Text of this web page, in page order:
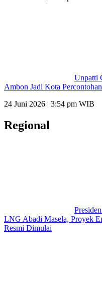
Unpatti
Ambon Jadi Kota
24 Juni 2026 | 3:54 pm WIB
Regional
LNG Abadi Masela, Proyek
Resmi Dimulai